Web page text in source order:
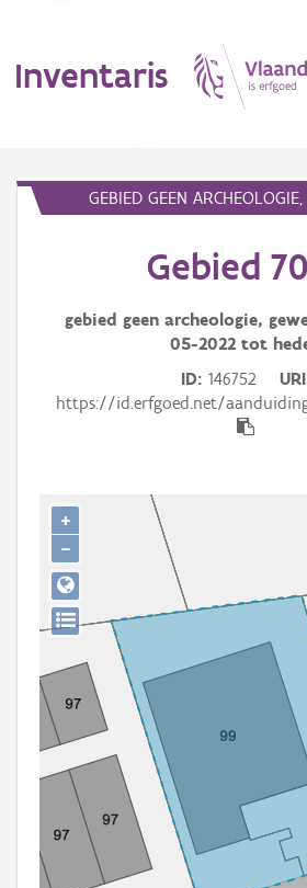
Inventaris
Aanduidingsobject
Thema
Persoon of collectief
Downloads
Hergebruik
GEBIED GEEN ARCHEOLOGIE,
Gebied
gebied geen archeologie,
05-2022 tot
ID 146752
URI
https://id.erfgoed.net/
+
−